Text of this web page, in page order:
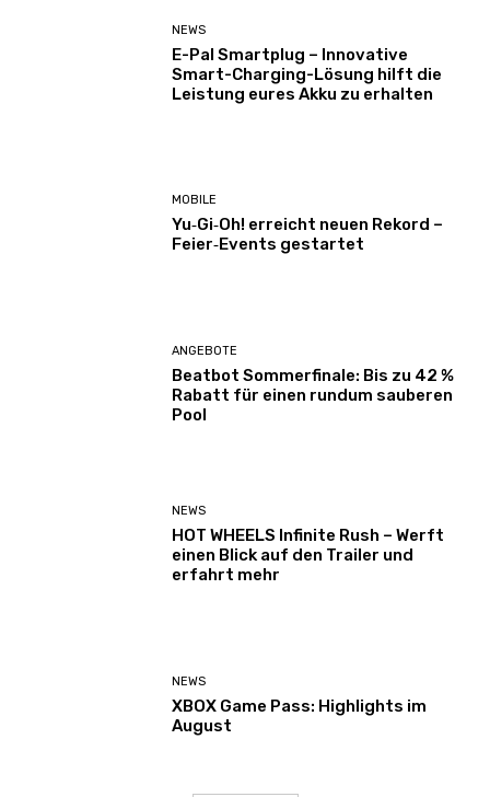
NEWS
E-Pal Smartplug – Innovative
Smart-Charging-Lösung hilft die
Leistung eures Akku zu erhalten
MOBILE
Yu‑Gi‑Oh! erreicht neuen Rekord –
Feier‑Events gestartet
ANGEBOTE
Beatbot Sommerfinale: Bis zu 42 %
Rabatt für einen rundum sauberen
Pool
NEWS
HOT WHEELS Infinite Rush – Werft
einen Blick auf den Trailer und
erfahrt mehr
NEWS
XBOX Game Pass: Highlights im
August